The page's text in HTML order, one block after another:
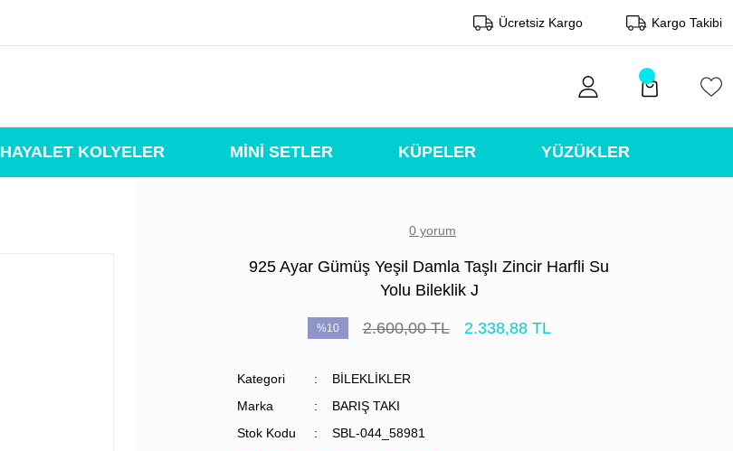
Ücretsiz Kargo Kargo Takibi
HAYALET KOLYELER MİNİ SETLER KÜPELER YÜZÜKLER
0 yorum
925 Ayar Gümüş Yeşil Damla Taşlı Zincir Harfli Su
Yolu Bileklik J
%10 2.600,00 TL 2.338,88 TL
Kategori
BİLEKLİKLER
Marka
BARIŞ TAKI
Stok Kodu
SBL-044_58981